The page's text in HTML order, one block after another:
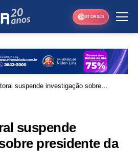
STORIES
suspende investigação sobre
suspende
presidente da